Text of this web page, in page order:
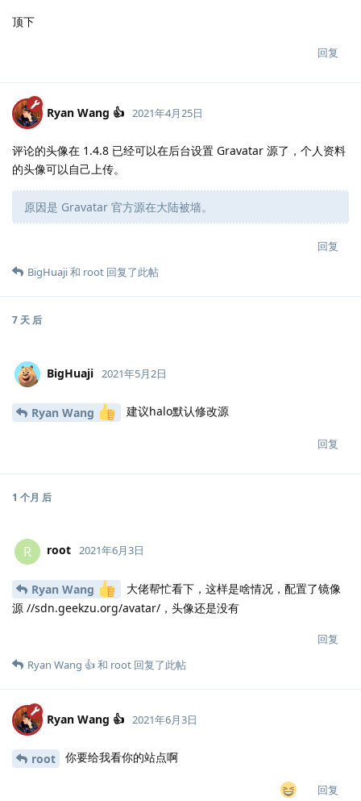
顶下
回复
Ryan Wang 👍 2021年4月25日
评论的头像在 1.4.8 已经可以在后台设置 Gravatar 源了，个人资料
的头像可以自己上传。
原因是 Gravatar 官方源在大陆被墙。
回复
BigHuaji和 root 回复了此帖
7 天 后
BigHuaji 2021年5月2日
Ryan Wang 建议halo默认修改源
回复
1 个月 后
R root 2021年6月3日
Ryan Wang
大佬帮忙看下，这样是啥情况，配置了镜像
源 //sdn.geekzu.org/avatar/，头像还是没有
回复
Ryan Wang 👍和 root 回复了此帖
Ryan Wang 👍 2021年6月3日
root 你要给我看你的站点啊
回复